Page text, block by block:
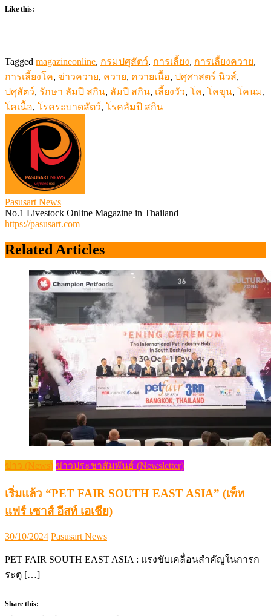
Like this:
Tagged magazineonline, กรมปศุสัตว์, การเลี้ยง, การเลี้ยงควาย,
การเลี้ยงโค, ข่าวควาย, ควาย, ควายเนื้อ, ปศุศาสตร์ นิวส์,
ปศุสัตว์, รักษา ลัมปี สกิน, ลัมปี สกิน, เลี้ยงวัว, โค, โคขุน, โคนม,
โคเนื้อ, โรคระบาดสัตว์, โรคลัมปี สกิน
Pasusart News
No.1 Livestock Online Magazine in Thailand
https://pasusart.com
Related Articles
ข่าว (News) ข่าวประชาสัมพันธ์ (Newsletter)
เริ่มแล้ว “PET FAIR SOUTH EAST ASIA” (เพ็ท
แฟร์ เซาส์ อีสท์ เอเชีย)
Posted
30/10/2024 Author
Pasusart News
PET FAIR SOUTH EAST ASIA : แรงขับเคลื่อนสำคัญในการก
ระตุ […]
Share this: